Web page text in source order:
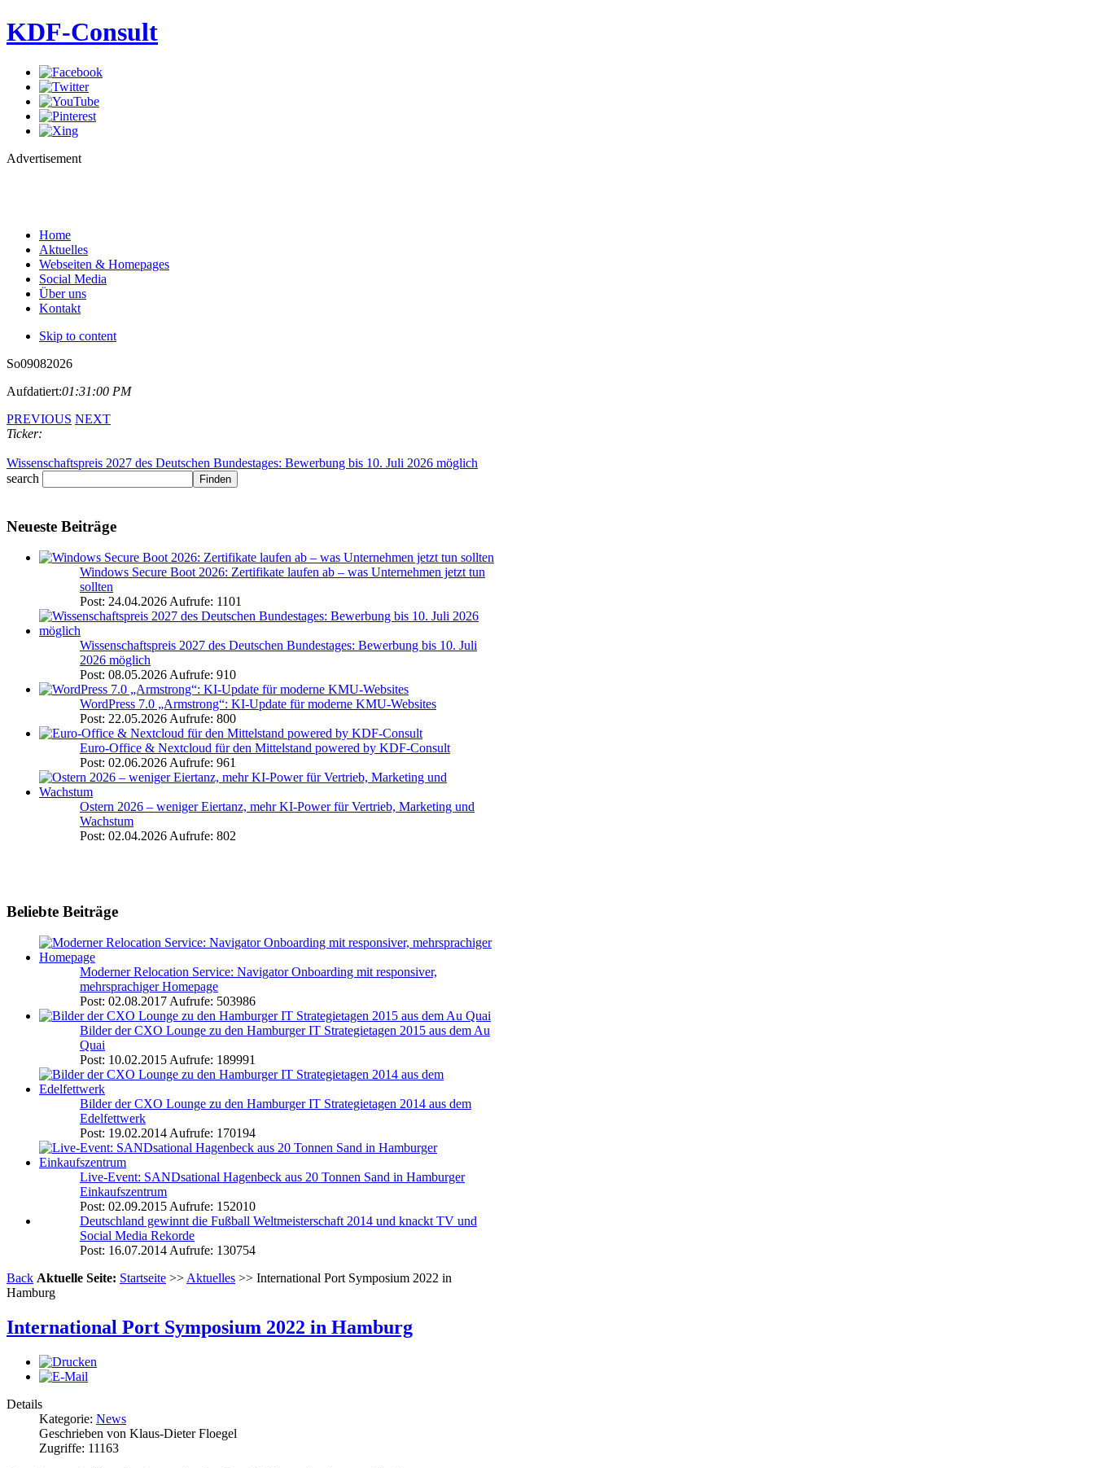
KDF-Consult
Advertisement
Home
Aktuelles
Webseiten & Homepages
Social Media
Über uns
Kontakt
Skip to content
So09082026
Aufdatiert:01:31:00 PM
PREVIOUS NEXT
Ticker:
Wissenschaftspreis 2027 des Deutschen Bundestages: Bewerbung bis 10. Juli 2026 möglich
search
Neueste Beiträge
Windows Secure Boot 2026: Zertifikate laufen ab – was Unternehmen jetzt tun
sollten
Post: 24.04.2026 Aufrufe: 1101
Wissenschaftspreis 2027 des Deutschen Bundestages: Bewerbung bis 10. Juli
2026 möglich
Post: 08.05.2026 Aufrufe: 910
WordPress 7.0 „Armstrong“: KI-Update für moderne KMU-Websites
Post: 22.05.2026 Aufrufe: 800
Euro-Office & Nextcloud für den Mittelstand powered by KDF-Consult
Post: 02.06.2026 Aufrufe: 961
Ostern 2026 – weniger Eiertanz, mehr KI-Power für Vertrieb, Marketing und
Wachstum
Post: 02.04.2026 Aufrufe: 802
Beliebte Beiträge
Moderner Relocation Service: Navigator Onboarding mit responsiver,
mehrsprachiger Homepage
Post: 02.08.2017 Aufrufe: 503986
Bilder der CXO Lounge zu den Hamburger IT Strategietagen 2015 aus dem Au
Quai
Post: 10.02.2015 Aufrufe: 189991
Bilder der CXO Lounge zu den Hamburger IT Strategietagen 2014 aus dem
Edelfettwerk
Post: 19.02.2014 Aufrufe: 170194
Live-Event: SANDsational Hagenbeck aus 20 Tonnen Sand in Hamburger
Einkaufszentrum
Post: 02.09.2015 Aufrufe: 152010
Deutschland gewinnt die Fußball Weltmeisterschaft 2014 und knackt TV und
Social Media Rekorde
Post: 16.07.2014 Aufrufe: 130754
Back Aktuelle Seite: Startseite >> Aktuelles >> International Port Symposium 2022 in
Hamburg
International Port Symposium 2022 in Hamburg
Details
Kategorie: News
Geschrieben von Klaus-Dieter Floegel
Zugriffe: 11163